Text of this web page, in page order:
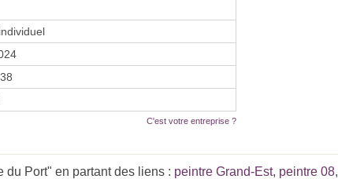
C'est votre entreprise ?
du Port" en partant des liens : peintre Grand-Est, peintre 08,